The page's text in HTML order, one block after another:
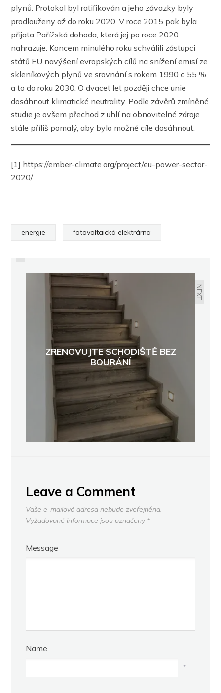
plynů. Protokol byl ratifikován a jeho závazky byly
prodlouženy až do roku 2020. V roce 2015 pak byla
přijata Pařížská dohoda, která jej po roce 2020
nahrazuje. Koncem minulého roku schválili zástupci
států EU navýšení evropských cílů na snížení emisí ze
skleníkových plynů ve srovnání s rokem 1990 o 55 %,
a to do roku 2030. O dvacet let později chce unie
dosáhnout klimatické neutrality. Podle závěrů zmíněné
studie je ovšem přechod z uhlí na obnovitelné zdroje
stále příliš pomalý, aby bylo možné cíle dosáhnout.
[1] https://ember-climate.org/project/eu-power-sector-
2020/
energie fotovoltaická elektrárna
PREVIOUS
PODPULTOVÉ ZBOŽÍ. POPTÁVKA
VZROSTLA O 70 PROCENT
NEXT
ZRENOVUJTE SCHODIŠTĚ BEZ
BOURÁNÍ
Leave a Comment
Vaše e-mailová adresa nebude zveřejněna.
Vyžadované informace jsou označeny *
Message
Name
*